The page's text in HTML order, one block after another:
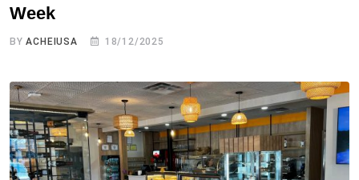
Week
BYACHEIUSA 18/12/2025